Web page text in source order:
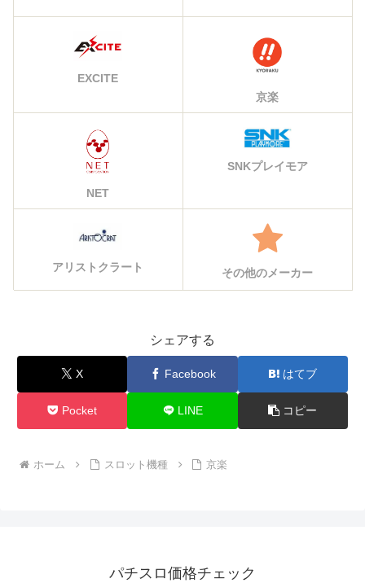
EXCITE
京楽
NET
SNKプレイモア
アリストクラート その他のメーカー
シェアする
X Facebook はてブ
Pocket LINE コピー
ホーム スロット機種 京楽
パチスロ価格チェック